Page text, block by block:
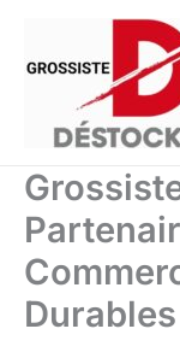
contenu
Durables